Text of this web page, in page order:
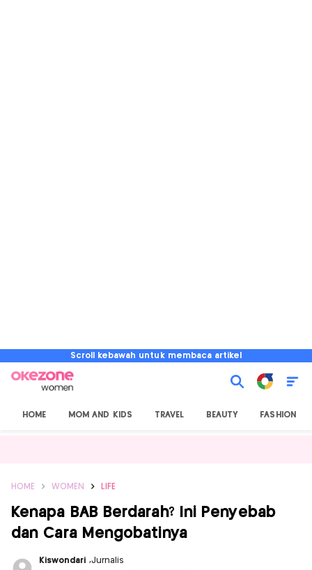
Scroll kebawah untuk membaca artikel
HOME MOM AND KIDS TRAVEL BEAUTY FASHION
HOME WOMEN LIFE
Kenapa BAB Berdarah? Ini Penyebab
dan Cara Mengobatinya
Kiswondari ,Jurnalis